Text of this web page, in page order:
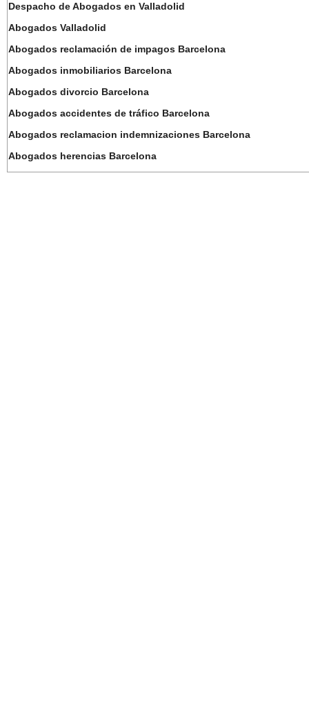
Despacho de Abogados en Valladolid
Abogados Valladolid
Abogados reclamación de impagos Barcelona
Abogados inmobiliarios Barcelona
Abogados divorcio Barcelona
Abogados accidentes de tráfico Barcelona
Abogados reclamacion indemnizaciones Barcelona
Abogados herencias Barcelona